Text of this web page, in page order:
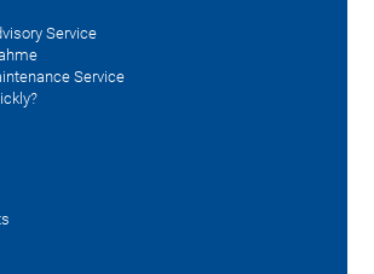
Service
Service